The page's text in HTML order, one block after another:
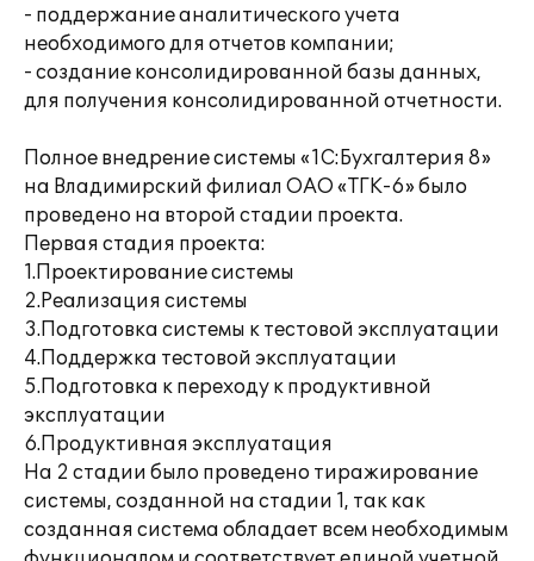
- поддержание аналитического учета
необходимого для отчетов компании;
- создание консолидированной базы данных,
для получения консолидированной отчетности.
Полное внедрение системы «1С:Бухгалтерия 8»
на Владимирский филиал ОАО «ТГК-6» было
проведено на второй стадии проекта.
Первая стадия проекта:
1.Проектирование системы
2.Реализация системы
3.Подготовка системы к тестовой эксплуатации
4.Поддержка тестовой эксплуатации
5.Подготовка к переходу к продуктивной
эксплуатации
6.Продуктивная эксплуатация
На 2 стадии было проведено тиражирование
системы, созданной на стадии 1, так как
созданная система обладает всем необходимым